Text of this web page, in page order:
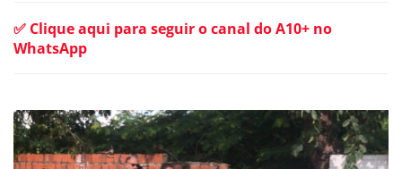
✅ Clique aqui para seguir o canal do A10+ no
WhatsApp